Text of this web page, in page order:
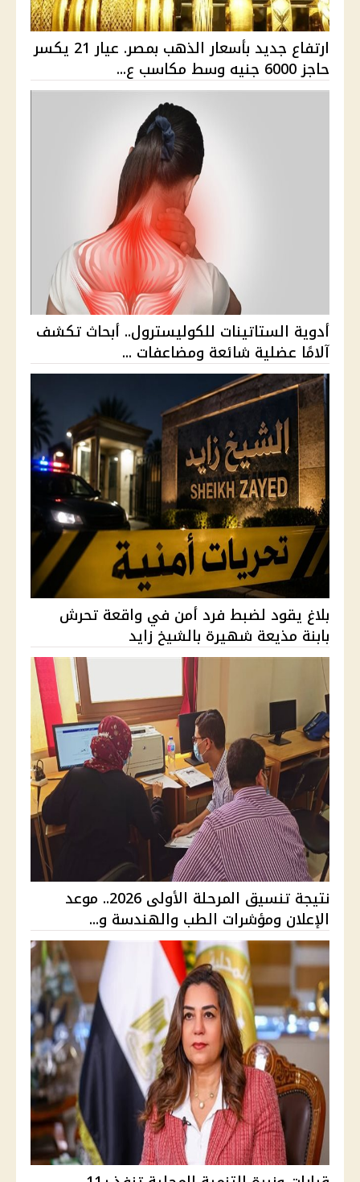
ارتفاع جديد بأسعار الذهب بمصر. عيار 21 يكسر
حاجز 6000 جنيه وسط مكاسب ع...
أدوية الستاتينات للكوليسترول.. أبحاث تكشف
آلامًا عضلية شائعة ومضاعفات ...
بلاغ يقود لضبط فرد أمن في واقعة تحرش
بابنة مذيعة شهيرة بالشيخ زايد
نتيجة تنسيق المرحلة الأولى 2026.. موعد
الإعلان ومؤشرات الطب والهندسة و...